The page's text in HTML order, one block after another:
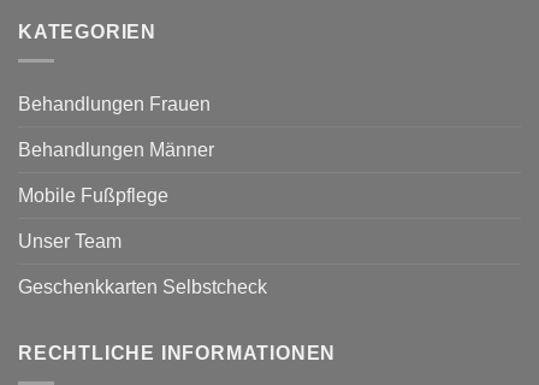
KATEGORIEN
Behandlungen Frauen
Behandlungen Männer
Mobile Fußpflege
Unser Team
Geschenkkarten Selbstcheck
RECHTLICHE INFORMATIONEN